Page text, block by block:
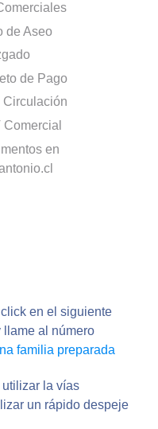
de Aseo
de Pago
Circulación
en
en el siguiente
llame al número
familia preparada
utilizar la vías
un rápido despeje